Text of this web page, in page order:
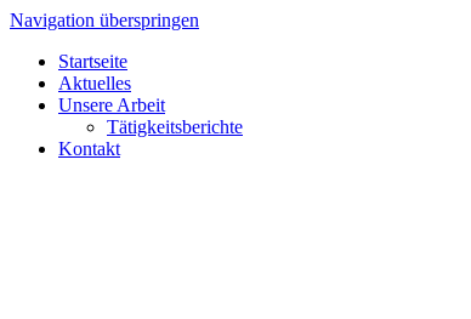
Navigation überspringen
Startseite
Aktuelles
Unsere Arbeit
Tätigkeitsberichte
Kontakt